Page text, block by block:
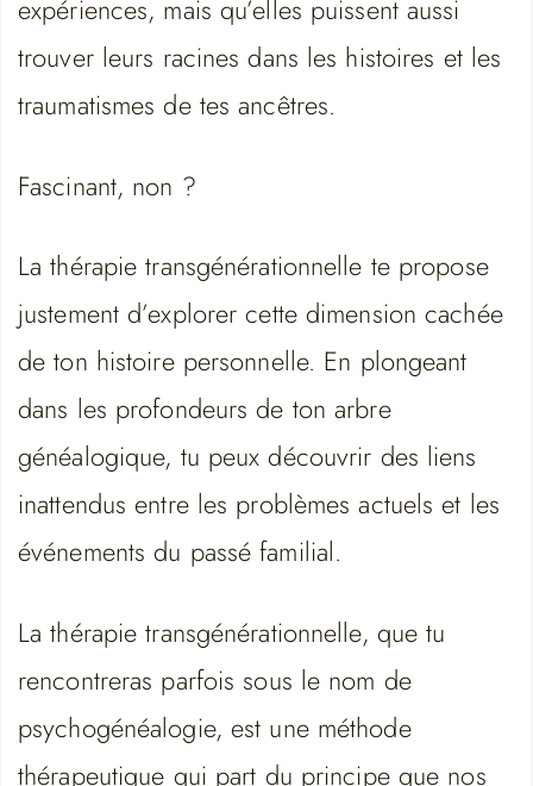
expériences, mais qu’elles puissent aussi
trouver leurs racines dans les histoires et les
traumatismes de tes ancêtres.
Fascinant, non ?
La thérapie transgénérationnelle te propose
justement d’explorer cette dimension cachée
de ton histoire personnelle. En plongeant
dans les profondeurs de ton arbre
généalogique, tu peux découvrir des liens
inattendus entre les problèmes actuels et les
événements du passé familial.
La thérapie transgénérationnelle, que tu
rencontreras parfois sous le nom de
psychogénéalogie, est une méthode
thérapeutique qui part du principe que nos